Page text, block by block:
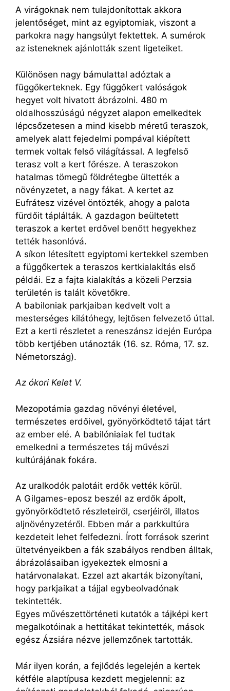
A virágoknak nem tulajdonítottak akkora
jelentőséget, mint az egyiptomiak, viszont a
parkokra nagy hangsúlyt fektettek. A sumérok
az isteneknek ajánlották szent ligeteiket.
Különösen nagy bámulattal adóztak a
függőkerteknek. Egy függőkert valóságok
hegyet volt hivatott ábrázolni. 480 m
oldalhosszúságú négyzet alapon emelkedtek
lépcsőzetesen a mind kisebb méretű teraszok,
amelyek alatt fejedelmi pompával kiépített
termek voltak felső világítással. A legfelső
terasz volt a kert főrésze. A teraszokon
hatalmas tömegű földrétegbe ültették a
növényzetet, a nagy fákat. A kertet az
Eufrátesz vizével öntözték, ahogy a palota
fürdőit táplálták. A gazdagon beültetett
teraszok a kertet erdővel benőtt hegyekhez
tették hasonlóvá.
A síkon létesített egyiptomi kertekkel szemben
a függőkertek a teraszos kertkialakítás első
példái. Ez a fajta kialakítás a közeli Perzsia
területén is talált követőkre.
A babiloniak parkjaiban kedvelt volt a
mesterséges kilátóhegy, lejtősen felvezető úttal.
Ezt a kerti részletet a reneszánsz idején Európa
több kertjében utánozták (16. sz. Róma, 17. sz.
Németország).
Az ókori Kelet V.
Mezopotámia gazdag növényi életével,
természetes erdőivel, gyönyörködtető tájat tárt
az ember elé. A babilóniaiak fel tudtak
emelkedni a természetes táj művészi
kultúrájának fokára.
Az uralkodók palotáit erdők vették körül.
A Gilgames-eposz beszél az erdők ápolt,
gyönyörködtető részleteiről, cserjéiről, illatos
aljnövényzetéről. Ebben már a parkkultúra
kezdeteit lehet felfedezni. Írott források szerint
ültetvényeikben a fák szabályos rendben álltak,
ábrázolásaiban igyekeztek elmosni a
határvonalakat. Ezzel azt akarták bizonyítani,
hogy parkjaikat a tájjal egybeolvadónak
tekintették.
Egyes művészettörténeti kutatók a tájképi kert
megalkotóinak a hettitákat tekintették, mások
egész Ázsiára nézve jellemzőnek tartották.
Már ilyen korán, a fejlődés legelején a kertek
kétféle alaptípusa kezdett megjelenni: az